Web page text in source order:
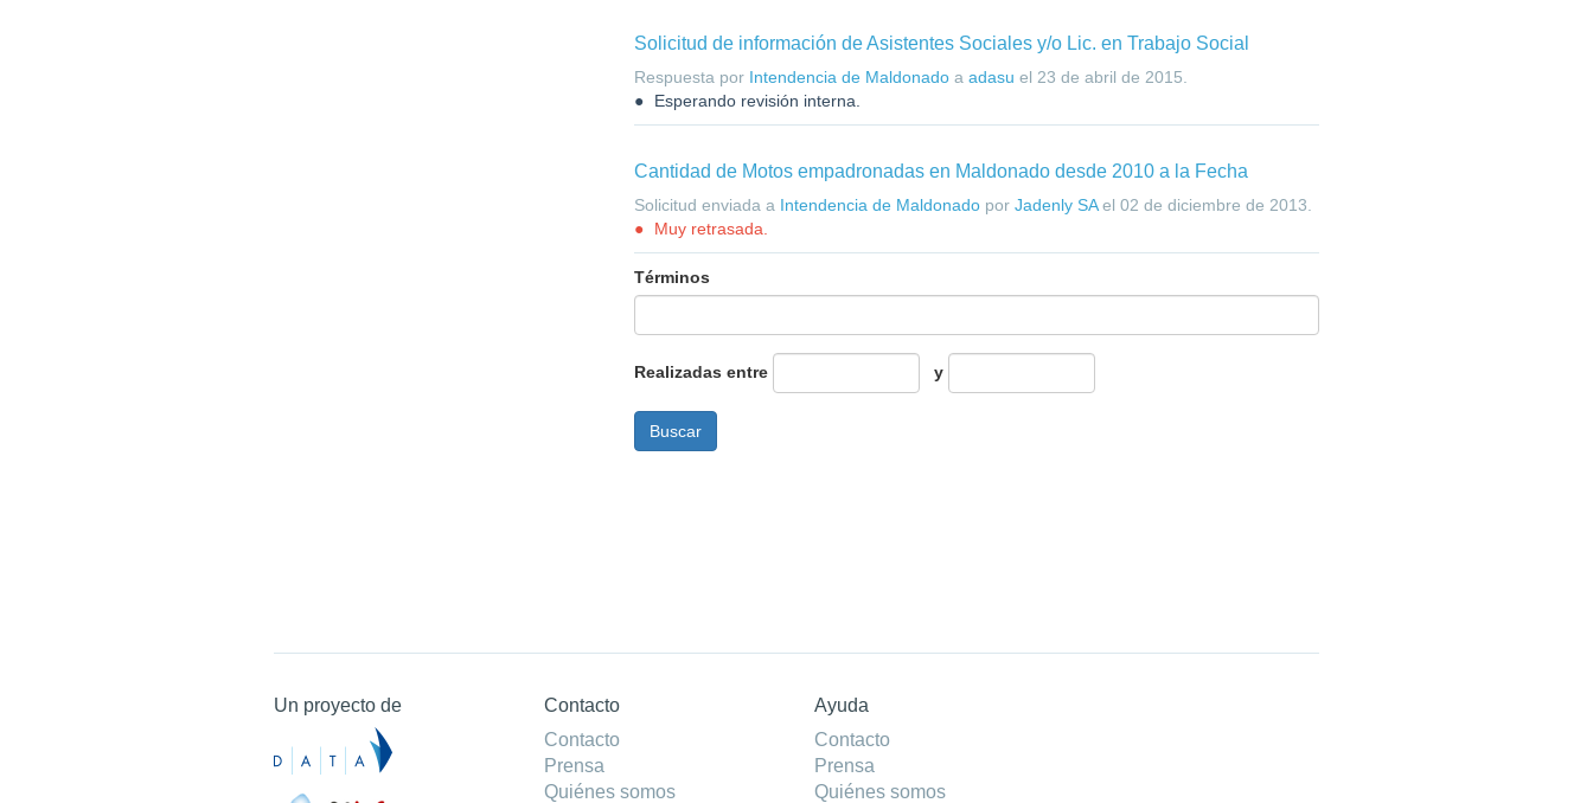
Solicitud de información de Asistentes Sociales y/o Lic. en Trabajo Social
Respuesta por Intendencia de Maldonadoa adasu el 23 de abril de 2015
Esperando revisión interna.
Cantidad de Motos empadronadas en Maldonado desde 2010 a la Fecha
Solicitud enviada a Intendencia de Maldonadopor Jadenly SAel 02 de diciembre de 2013
Muy retrasada.
Términos
Realizadas entre y
Un proyecto de
Contacto
Contacto
Prensa
Quiénes somos
Ayuda
Contacto
Prensa
Quiénes somos